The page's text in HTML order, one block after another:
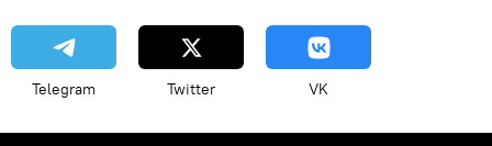
Telegram Twitter VK